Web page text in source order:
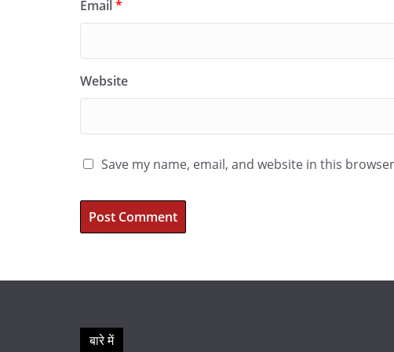
Email*
Website
Save my name, email, and website in this
बारे में